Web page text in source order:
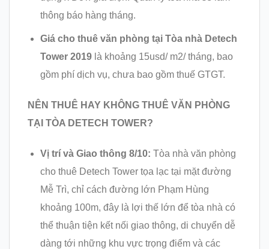
thông báo hàng tháng.
Giá cho thuê văn phòng tại Tòa nhà Detech
Tower 2019là khoảng 15usd/ m2/ tháng, bao
gồm phí dịch vụ, chưa bao gồm thuế GTGT.
NÊN THUÊ HAY KHÔNG THUÊ VĂN PHÒNG
TẠI TÒA DETECH TOWER?
Vị trí và Giao thông 8/10: Tòa nhà văn phòng
cho thuê Detech Tower tọa lạc tại mặt đường
Mễ Trì, chỉ cách đường lớn Phạm Hùng
khoảng 100m, đây là lợi thế lớn để tòa nhà có
thể thuận tiện kết nối giao thông, di chuyển dễ
dàng tới những khu vực trọng điểm và các